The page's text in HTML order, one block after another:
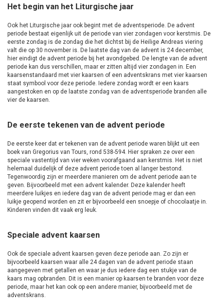
Het begin van het Liturgische jaar
Ook het Liturgische jaar ook begint met de adventsperiode. De advent
periode bestaat eigenlijk uit de periode van vier zondagen voor kerstmis. De
eerste zondag is de zondag die het dichtst bij de Heilige Andreas viering
valt die op 30 november is. De laatste dag van de advent is 24 december,
hier eindigt de advent periode bij het avondgebed. De lengte van de advent
periode kan dus verschillen, maar er zitten altijd vier zondagen in. Een
kaarsenstandaard met vier kaarsen of een adventskrans met vier kaarsen
staat symbool voor deze periode. Iedere zondag wordt er een kaars
aangestoken en op de laatste zondag van de adventsperiode branden alle
vier de kaarsen.
De eerste tekenen van de advent periode
De eerste keer dat er tekenen van de advent periode waren blijkt uit een
boek van Gregorius van Tours, rond 538-594. Hier spraken ze over een
speciale vastentijd van vier weken voorafgaand aan kerstmis. Het is niet
helemaal duidelijk of deze advent periode toen al langer bestond.
Tegenwoordig zijn er meerdere manieren om de advent periode aan te
geven. Bijvoorbeeld met een advent kalender. Deze kalender heeft
meerdere luikjes en iedere dag van de advent periode mag er dan een
luikje geopend worden en zit er bijvoorbeeld een snoepje of chocolaatje in.
Kinderen vinden dit vaak erg leuk.
Speciale advent kaarsen
Ook de speciale advent kaarsen geven deze periode aan. Zo zijn er
bijvoorbeeld kaarsen waar alle 24 dagen van de advent periode staan
aangegeven met getallen en waar je dus iedere dag een stukje van de
kaars mag opbranden. Dit is een manier op kaarsen te branden voor deze
periode, maar het kan ook op een andere manier, bijvoorbeeld met de
adventskrans.